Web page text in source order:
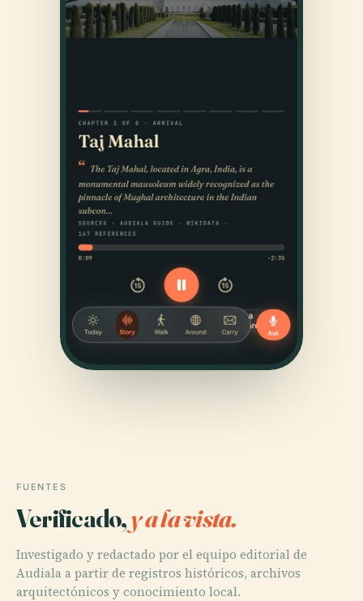
FUENTES
Verificado,y a la vista.
Investigado y redactado por el equipo editorial de
Audiala a partir de registros históricos, archivos
arquitectónicos y conocimiento local.